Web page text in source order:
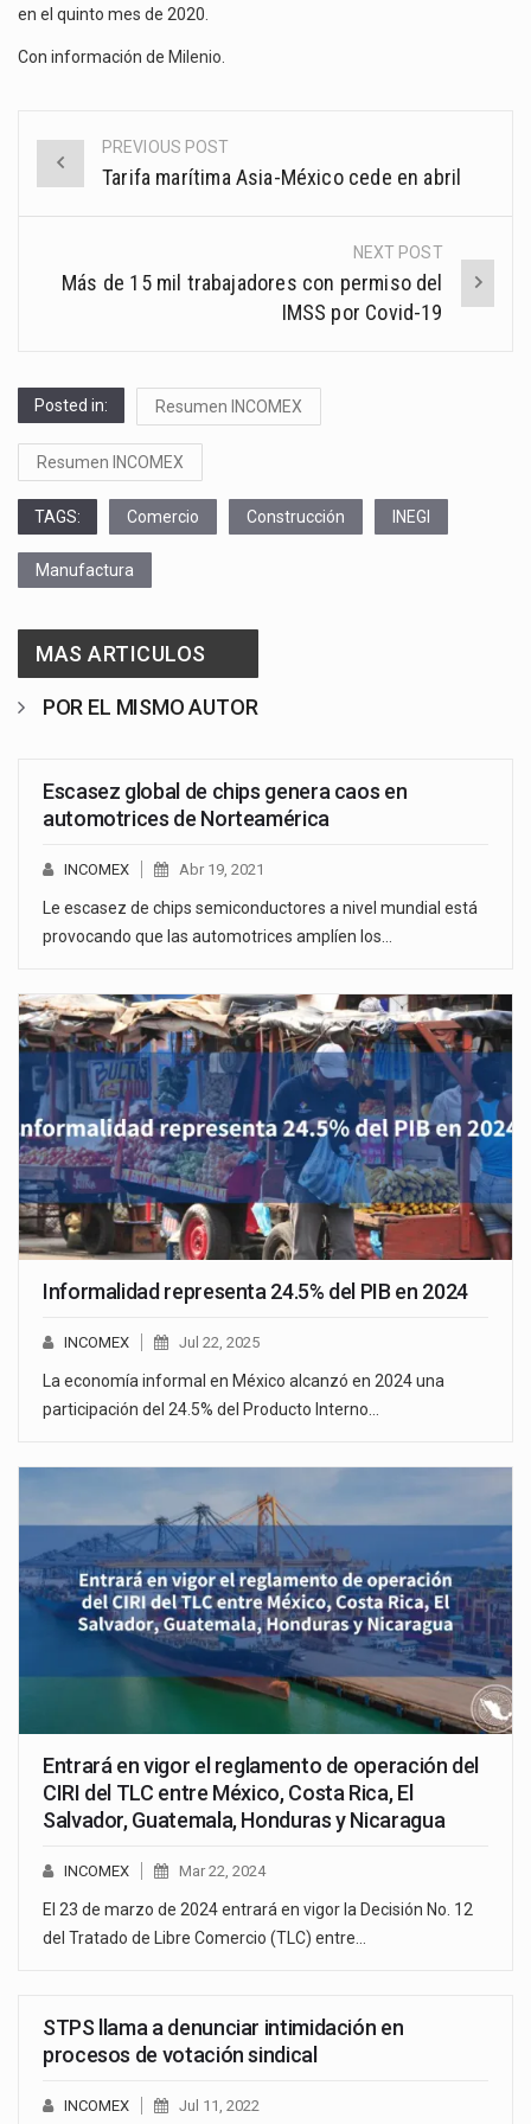
en el quinto mes de 2020.
Con información de Milenio
Post
PREVIOUS POST
Tarifa marítima Asia-México cede en abril
NEXT POST
Más de 15 mil trabajadores con permiso del
IMSS por Covid-19
Posted in: Resumen INCOMEX
Resumen INCOMEX
TAGS: Comercio Construcción INEGI
Manufactura
MAS ARTICULOS
POR EL MISMO AUTOR
Escasez global de chips genera caos en
automotrices de Norteamérica
INCOMEX Abr 19, 2021
Le escasez de chips semiconductores a nivel mundial está
provocando que las automotrices amplíen los…
Informalidad representa 24.5% del PIB en 2024
INCOMEX Jul 22, 2025
La economía informal en México alcanzó en 2024 una
participación del 24.5% del Producto Interno…
Entrará en vigor el reglamento de operación del
CIRI del TLC entre México, Costa Rica, El
Salvador, Guatemala, Honduras y Nicaragua
INCOMEX Mar 22, 2024
El 23 de marzo de 2024 entrará en vigor la Decisión No. 12
del Tratado de Libre Comercio (TLC) entre…
STPS llama a denunciar intimidación en
procesos de votación sindical
INCOMEX Jul 11, 2022